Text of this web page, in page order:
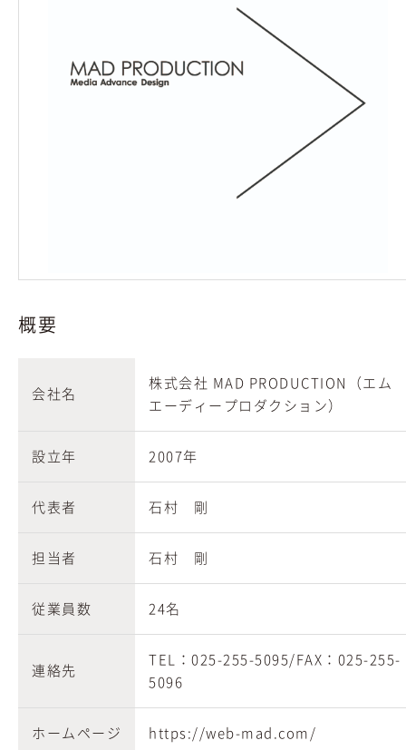
概要
会社名
株式会社 MAD PRODUCTION（エム
エーディープロダクション）
設立年 2007年
代表者 石村 剛
担当者 石村 剛
従業員数 24名
連絡先
TEL：025-255-5095/FAX：025-255-
5096
ホームページ https://web-mad.com/